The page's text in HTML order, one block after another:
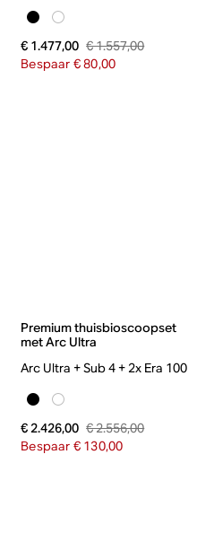
€ 1.477,00 € 1.557,00
Bespaar € 80,00
Premium thuisbioscoopset
met Arc Ultra
Arc Ultra + Sub 4 + 2x Era 100
€ 2.426,00 € 2.556,00
Bespaar € 130,00